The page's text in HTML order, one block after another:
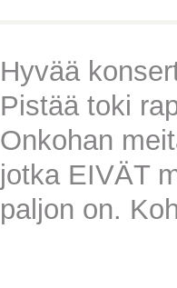
Hyvää
Pistää toki
Onkohan
jotka EIVÄT
paljon on.